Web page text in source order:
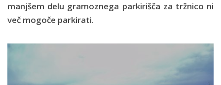
manjšem delu gramoznega parkirišča za tržnico ni
več mogoče parkirati.